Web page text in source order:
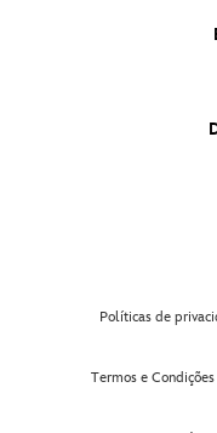
Políticas de
Termos e